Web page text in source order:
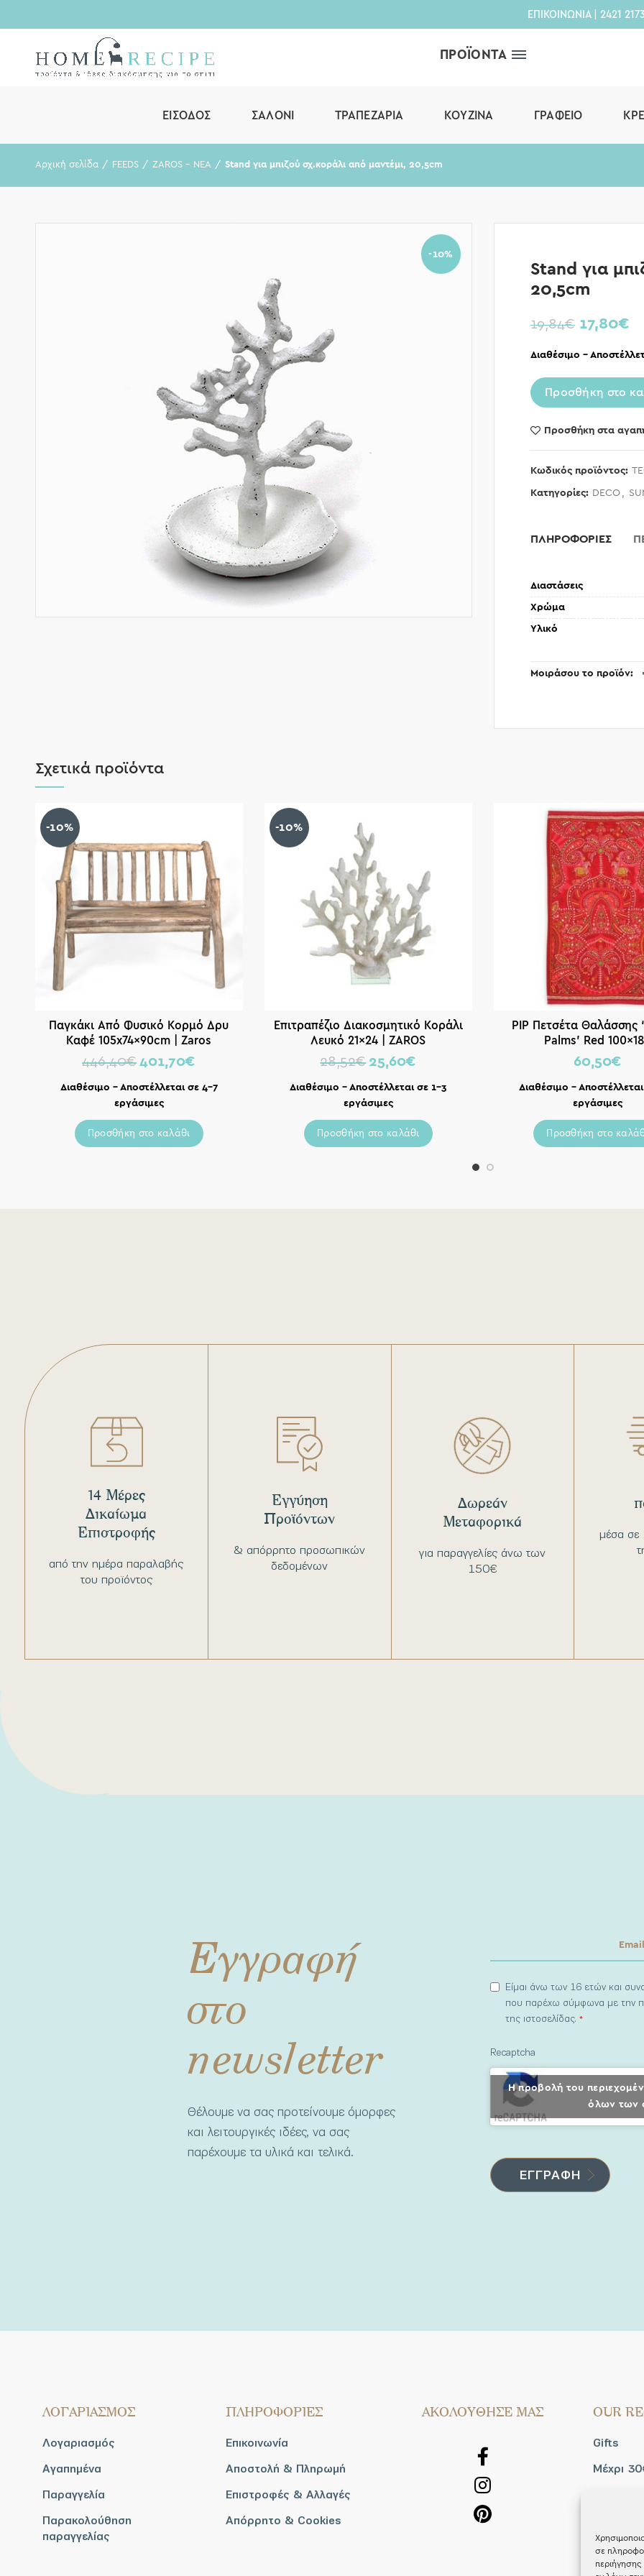
σε
περιήγησης
ΕΠΙΚΟΙΝΩΝΙΑ| 2421
ΠΡΟΪΟΝΤΑ
ΕΊΣΟΔΟΣ ΣΑΛΌΝΙ ΤΡΑΠΕΖΑΡΊΑ ΚΟΥΖΊΝΑ ΓΡΑΦΕΊΟ
Αρχική σελίδα FEEDS ZAROS - ΝΕΑ Stand για μπιζού σχ.κοράλι από μαντέμι, 20,5cm
-10%
Stand για
20,5cm
19,84€ 17,80€
Διαθέσιμο –
Προσθήκη στο
Προσθήκη στα
Κωδικός προϊόντος:
Κατηγορίες: DECO ,
ΠΛΗΡΟΦΟΡΙΕΣ
Διαστάσεις
Χρώμα
Υλικό
Μοιράσου το προϊόν
Σχετικά προϊόντα
-10%
Παγκάκι Από Φυσικό Κορμό Δρυ
Καφέ 105x74x90cm | Zaros
446,40€ 401,70€
Διαθέσιμο – Αποστέλλεται σε 4-7
εργάσιμες
Προσθήκη στο καλάθι
-10%
Επιτραπέζιο Διακοσμητικό Κοράλι
Λευκό 21×24 | ZAROS
28,52€ 25,60€
Διαθέσιμο – Αποστέλλεται σε 1-3
εργάσιμες
Προσθήκη στο καλάθι
PIP Πετσέτα Θαλάσσης
Palms’ Red
60,50€
Διαθέσιμο –
εργάσιμες
Προσθήκη στο
από την ημέρα παραλαβής
του προϊόντος
14 Μέρες
Δικαίωμα
Επιστροφής
& απόρρητο προσωπικών
δεδομένων
Εγγύηση
Προϊόντων
για παραγγελίες άνω των
150€
Δωρεάν
Μεταφορικά
μέσα σε
Εγγραφή
στο
newsletter
Θέλουμε να σας προτείνουμε όμορφες
και λειτουργικές ιδέες, να σας
παρέχουμε τα υλικά και τελικά.
Είμαι άνω των 16 ετών και
που παρέχω σύμφωνα με την
της ιστοσελίδας.*
Recaptcha
Η προβολή του
όλων των
ΛΟΓΑΡΙΑΣΜΟΣ
Λογαριασμός
Αγαπημένα
Παραγγελία
Παρακολούθηση
παραγγελίας
ΠΛΗΡΟΦΟΡΙΕΣ
Επικοινωνία
Αποστολή & Πληρωμή
Επιστροφές & Αλλαγές
Απόρρητο & Cookies
AΚΟΛΟΥΘΗΣΕ ΜΑΣ OUR
Gifts
Μέχρι